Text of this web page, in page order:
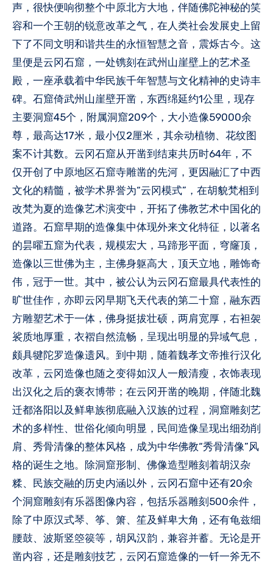
声，很快便响彻整个中原北方大地，伴随佛陀神秘的笑
容和一个王朝的锐意改革之气，在人类社会发展史上留
下了不同文明和谐共生的永恒智慧之音，震烁古今。这
里便是云冈石窟，一处镌刻在武州山崖壁上的艺术圣
殿，一座承载着中华民族千年智慧与文化精神的史诗丰
碑。石窟倚武州山崖壁开凿，东西绵延约1公里，现存
主要洞窟45个，附属洞窟209个，大小造像59000余
尊，最高达17米，最小仅2厘米，其余动植物、花纹图
案不计其数。云冈石窟从开凿到结束共历时64年，不
仅开创了中原地区石窟寺雕凿的先河，更因融汇了中西
文化的精髓，被学术界誉为“云冈模式”，在胡貌梵相到
改梵为夏的造像艺术演变中，开拓了佛教艺术中国化的
道路。石窟早期的造像集中体现外来文化特征，以著名
的昙曜五窟为代表，规模宏大，马蹄形平面，穹窿顶，
造像以三世佛为主，主佛身躯高大，顶天立地，雕饰奇
伟，冠于一世。其中，被公认为云冈石窟最具代表性的
旷世佳作，亦即云冈早期飞天代表的第二十窟，融东西
方雕塑艺术于一体，佛身挺拔壮硕，两肩宽厚，右袒袈
裟质地厚重，衣褶自然流畅，呈现出明显的异域气息，
颇具犍陀罗造像遗风。到中期，随着魏孝文帝推行汉化
改革，云冈造像也随之变得如汉人一般清瘦，衣饰表现
出汉化之后的褒衣博带；在云冈开凿的晚期，伴随北魏
迁都洛阳以及鲜卑族彻底融入汉族的过程，洞窟雕刻艺
术的多样性、世俗化倾向明显，民间造像呈现出细劲削
肩、秀骨清像的整体风格，成为中华佛教“秀骨清像”风
格的诞生之地。除洞窟形制、佛像造型雕刻着胡汉杂
糅、民族交融的历史内涵以外，云冈石窟中还有20余
个洞窟雕刻有乐器图像内容，包括乐器雕刻500余件，
除了中原汉式琴、筝、箫、笙及鲜卑大角，还有龟兹细
腰鼓、波斯竖箜篌等，胡风汉韵，兼容并蓄。无论是开
凿内容，还是雕刻技艺，云冈石窟造像的一钎一斧无不